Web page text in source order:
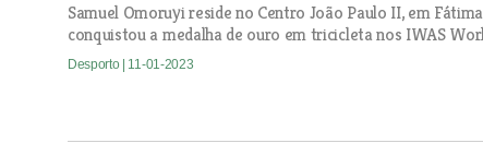
Samuel Omoruyi reside no Centro João Paulo II, em
conquistou a medalha de ouro em tricicleta nos IWAS
Desporto | 11-01-2023